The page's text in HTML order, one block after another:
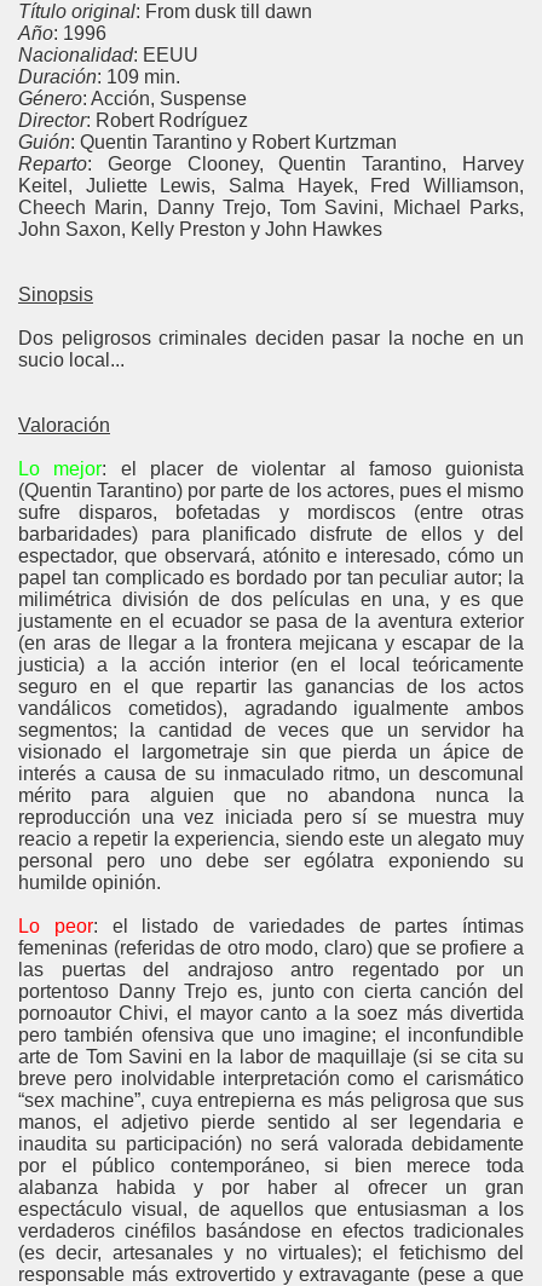
Título original: From dusk till dawn
Año: 1996
Nacionalidad: EEUU
Duración: 109 min.
Género: Acción, Suspense
Director: Robert Rodríguez
Guión: Quentin Tarantino y Robert Kurtzman
Reparto: George Clooney, Quentin Tarantino, Harvey
Keitel, Juliette Lewis, Salma Hayek, Fred Williamson,
Cheech Marin, Danny Trejo, Tom Savini, Michael Parks,
John Saxon, Kelly Preston y John Hawkes
Sinopsis
Dos peligrosos criminales deciden pasar la noche en un
sucio local...
Valoración
Lo mejor: el placer de violentar al famoso guionista
(Quentin Tarantino) por parte de los actores, pues el mismo
sufre disparos, bofetadas y mordiscos (entre otras
barbaridades) para planificado disfrute de ellos y del
espectador, que observará, atónito e interesado, cómo un
papel tan complicado es bordado por tan peculiar autor; la
milimétrica división de dos películas en una, y es que
justamente en el ecuador se pasa de la aventura exterior
(en aras de llegar a la frontera mejicana y escapar de la
justicia) a la acción interior (en el local teóricamente
seguro en el que repartir las ganancias de los actos
vandálicos cometidos), agradando igualmente ambos
segmentos; la cantidad de veces que un servidor ha
visionado el largometraje sin que pierda un ápice de
interés a causa de su inmaculado ritmo, un descomunal
mérito para alguien que no abandona nunca la
reproducción una vez iniciada pero sí se muestra muy
reacio a repetir la experiencia, siendo este un alegato muy
personal pero uno debe ser ególatra exponiendo su
humilde opinión.
Lo peor: el listado de variedades de partes íntimas
femeninas (referidas de otro modo, claro) que se profiere a
las puertas del andrajoso antro regentado por un
portentoso Danny Trejo es, junto con cierta canción del
pornoautor Chivi, el mayor canto a la soez más divertida
pero también ofensiva que uno imagine; el inconfundible
arte de Tom Savini en la labor de maquillaje (si se cita su
breve pero inolvidable interpretación como el carismático
“sex machine”, cuya entrepierna es más peligrosa que sus
manos, el adjetivo pierde sentido al ser legendaria e
inaudita su participación) no será valorada debidamente
por el público contemporáneo, si bien merece toda
alabanza habida y por haber al ofrecer un gran
espectáculo visual, de aquellos que entusiasman a los
verdaderos cinéfilos basándose en efectos tradicionales
(es decir, artesanales y no virtuales); el fetichismo del
responsable más extrovertido y extravagante (pese a que